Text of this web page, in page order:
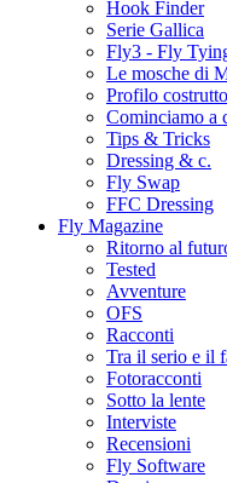
Hook Finder
Serie Gallica
Fly3 - Fly
Le mosche di
Profilo
Cominciamo a
Tips & Tricks
Dressing & c.
Fly Swap
FFC Dressing
Fly Magazine
Ritorno al
Tested
Avventure
OFS
Racconti
Tra il serio e il
Fotoracconti
Sotto la lente
Interviste
Recensioni
Fly Software